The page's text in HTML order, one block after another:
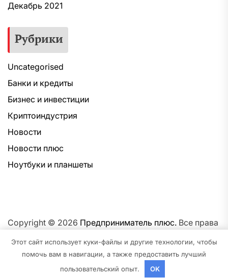
Декабрь 2021
Рубрики
Uncategorised
Банки и кредиты
Бизнес и инвестиции
Криптоиндустрия
Новости
Новости плюс
Ноутбуки и планшеты
Copyright © 2026 Предприниматель плюс. Все права
платформеWordPress.
Этот сайт использует куки-файлы и другие технологии, чтобы
помочь вам в навигации, а также предоставить лучший
пользовательский опыт.
OK